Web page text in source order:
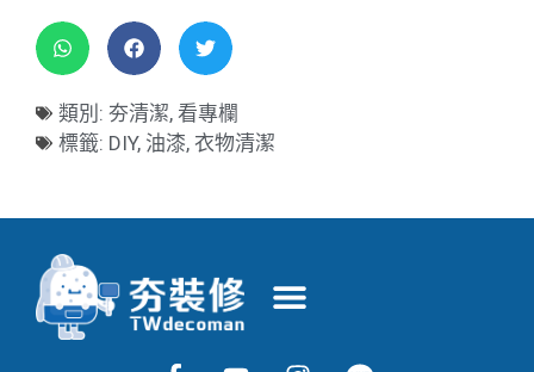
類別: 夯清潔, 看專欄
標籤: DIY, 油漆, 衣物清潔